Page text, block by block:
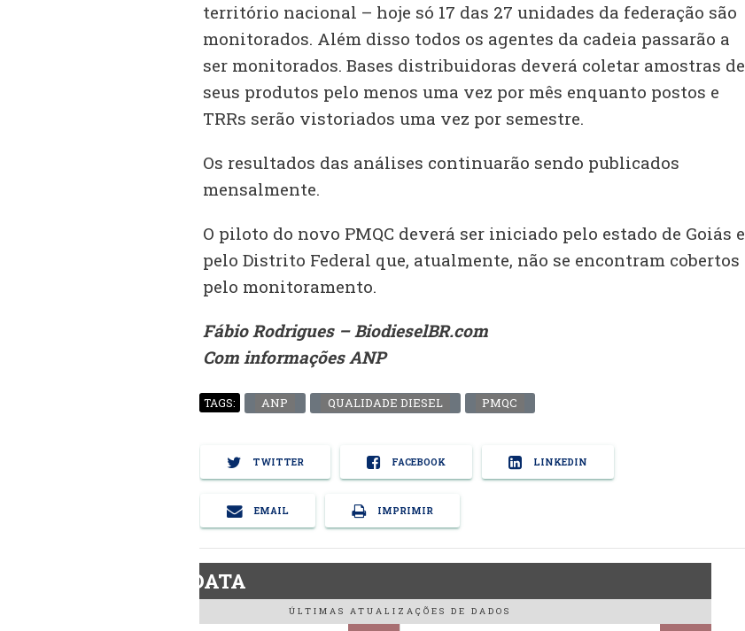
território nacional – hoje só 17 das 27 unidades da federação são
monitorados. Além disso todos os agentes da cadeia passarão a
ser monitorados. Bases distribuidoras deverá coletar amostras de
seus produtos pelo menos uma vez por mês enquanto postos e
TRRs serão vistoriados uma vez por semestre.
Os resultados das análises continuarão sendo publicados
mensalmente.
O piloto do novo PMQC deverá ser iniciado pelo estado de Goiás e
pelo Distrito Federal que, atualmente, não se encontram cobertos
pelo monitoramento.
Fábio Rodrigues – BiodieselBR.com
Com informações ANP
TAGS: ANP QUALIDADE DIESEL PMQC
TWITTER FACEBOOK LINKEDIN
EMAIL IMPRIMIR
BiodieselDATA
ÚLTIMAS ATUALIZAÇÕES DE DADOS